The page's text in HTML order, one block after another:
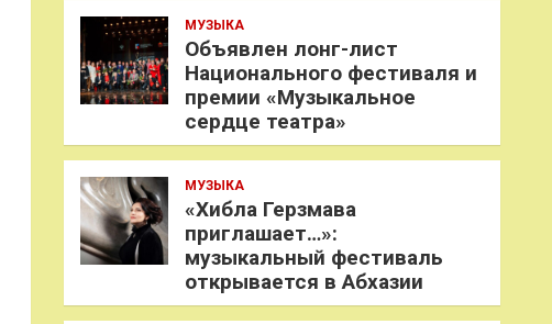
МУЗЫКА
Объявлен лонг-лист
Национального фестиваля и
премии «Музыкальное
сердце театра»
МУЗЫКА
«Хибла Герзмава
приглашает…»:
музыкальный фестиваль
открывается в Абхазии